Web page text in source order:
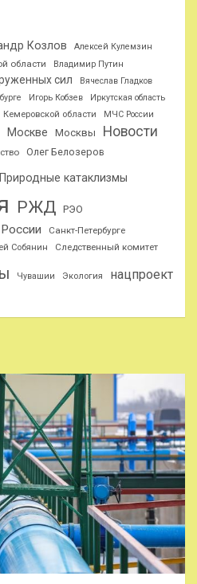
Козлов
Алексей Кулемзин
области Владимир Путин
сил
Вячеслав Гладков
Игорь Кобзев Иркутская область
Кемеровской области
МЧС России
Москве Москвы
Новости
Олег Белозеров
Природные катаклизмы
РЖД РЭО
России Санкт-Петербурге
Собянин Следственный комитет
Чувашии Экология
нацпроект